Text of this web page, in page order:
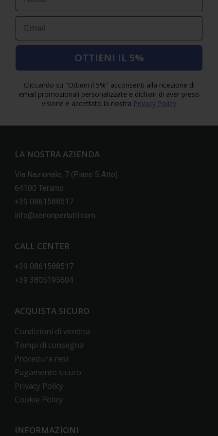
Email
OTTIENI IL 5%
Cliccando su "Ottieni il 5%" acconsenti alla ricezione di
email promozionali personalizzate e dichiari di aver preso
visione e accettato la nostra Privacy Policy
LA NOSTRA AZIENDA
Via Nazionale, 7 (Piane S.Atto)
64100 Teramo
+39 0861588517
info@xenonpertutti.com
CALL CENTER
+39 0861588517
+39 3805195604
ACQUISTA SICURO
Condizioni di vendita
Tempi di consegna
Procedura resi
Pagamento sicuro
Privacy Policy
Cookie Policy
INFORMAZIONI